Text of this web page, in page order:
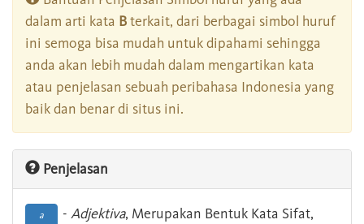
dalam arti kata Bterkait, dari berbagai simbol huruf
ini semoga bisa mudah untuk dipahami sehingga
anda akan lebih mudah dalam mengartikan kata
atau penjelasan sebuah peribahasa Indonesia yang
baik dan benar di situs ini.
Penjelasan
a - Adjektiva, Merupakan Bentuk Kata Sifat,